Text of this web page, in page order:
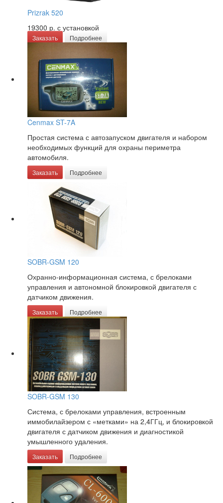
Prizrak 520
19300 р. с установкой
Заказать Подробнее
Cenmax ST-7A
Простая система с автозапуском двигателя и набором
необходимых функций для охраны периметра
автомобиля.
Заказать Подробнее
SOBR-GSM 120
Охранно-информационная система, с брелоками
управления и автономной блокировкой двигателя с
датчиком движения.
Заказать Подробнее
SOBR-GSM 130
Система, с брелоками управления, встроенным
иммобилайзером с «метками» на 2,4ГГц, и блокировкой
двигателя с датчиком движения и диагностикой
умышленного удаления.
Заказать Подробнее